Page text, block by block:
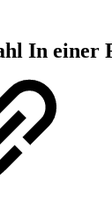
In einer